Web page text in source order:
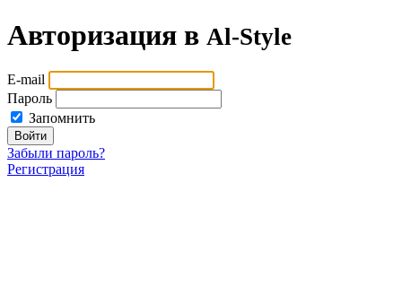
Авторизация в Al-Style
E-mail
Пароль
Запомнить
Войти
Забыли пароль?
Регистрация